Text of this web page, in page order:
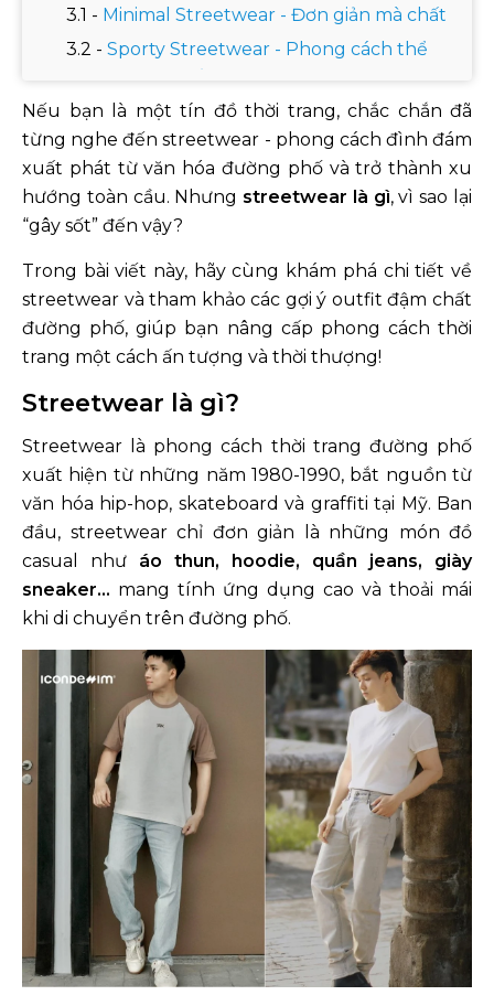
Nếu bạn là một tín đồ thời trang, chắc chắn đã
từng nghe đến streetwear - phong cách đình đám
xuất phát từ văn hóa đường phố và trở thành xu
hướng toàn cầu. Nhưng streetwear là gì, vì sao lại
“gây sốt” đến vậy?
Trong bài viết này, hãy cùng khám phá chi tiết về
streetwear và tham khảo các gợi ý outfit đậm chất
đường phố, giúp bạn nâng cấp phong cách thời
trang một cách ấn tượng và thời thượng!
Streetwear là gì?
Streetwear là phong cách thời trang đường phố
xuất hiện từ những năm 1980-1990, bắt nguồn từ
văn hóa hip-hop, skateboard và graffiti tại Mỹ. Ban
đầu, streetwear chỉ đơn giản là những món đồ
casual như áo thun, hoodie, quần jeans, giày
sneaker... mang tính ứng dụng cao và thoải mái
khi di chuyển trên đường phố.
Minimal Streetwear - Đơn giản mà chất
Sporty Streetwear - Phong cách thể
Hypebeast Streetwear - Đẳng cấp &
"hype" nhất
Vintage Streetwear - Cảm hứng hoài cổ
Techwear - Hiện đại & tương lai
Hướng dẫn 10 cách phối đồ streetwear cho
nam cực chất
Áo thun form rộng, quần jogger và giày
sneaker chunky
Áo hoodie và quần jeans baggy
Áo polo form rộng và quần cargo
Áo khoác bomber, áo thun basic và
quần kaki
Áo tank top, quần short và giày sneaker
Áo blazer và quần jeans ống suông
Áo sơ mi flannel, áo thun và quần jeans
rách
Áo khoác denim và quần jeans
Áo thun oversize họa tiết và quần short
Techwear với áo khoác chống nước và
quần cargo
Áo sweater và quần cargo
Gợi ý shop thời trang nam đáp ứng mọi
phong cách